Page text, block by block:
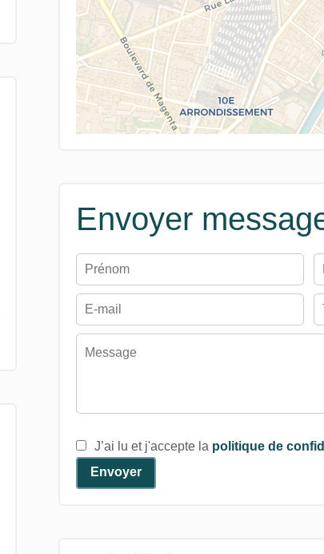
Envoyer
J’ai lu et j'accepte la politique de
Envoyer